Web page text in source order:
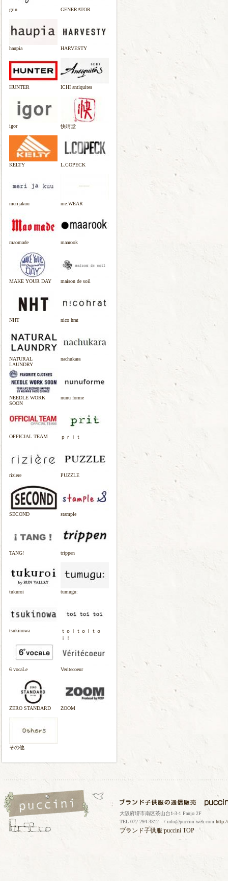
grin GENERATOR
haupia HARVESTY
HUNTER ICHI antiquites
igor 快晴堂
KELTY L.COPECK
merijakuu me.WEAR
maomade maarook
MAKE YOUR DAY maison de soil
NHT nico hrat
NATURAL
LAUNDRY
nachukara
NEEDLE WORK
SOON
nunu forme
OFFICIAL TEAM ｐｒｉｔ
riziere PUZZLE
SECOND stample
TANG! trippen
tukuroi tumugu:
tsukinowa
ｔｏｉｔｏｉｔｏ
ｉ！
6 vocaLe Veritecoeur
ZERO STANDARD ZOOM
その他
大阪府堺市南区茶山台1-3-1 Panjo 2F
TEL 072-294-3312 / info@puccini-web.com
ブランド子供服puccini TOP